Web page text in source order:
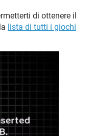
di ottenere il
lista di tutti i giochi